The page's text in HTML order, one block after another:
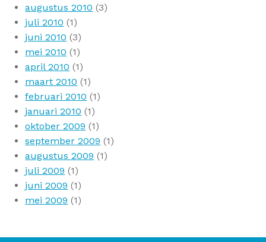
augustus 2010 (3)
juli 2010 (1)
juni 2010 (3)
mei 2010 (1)
april 2010 (1)
maart 2010 (1)
februari 2010 (1)
januari 2010 (1)
oktober 2009 (1)
september 2009 (1)
augustus 2009 (1)
juli 2009 (1)
juni 2009 (1)
mei 2009 (1)